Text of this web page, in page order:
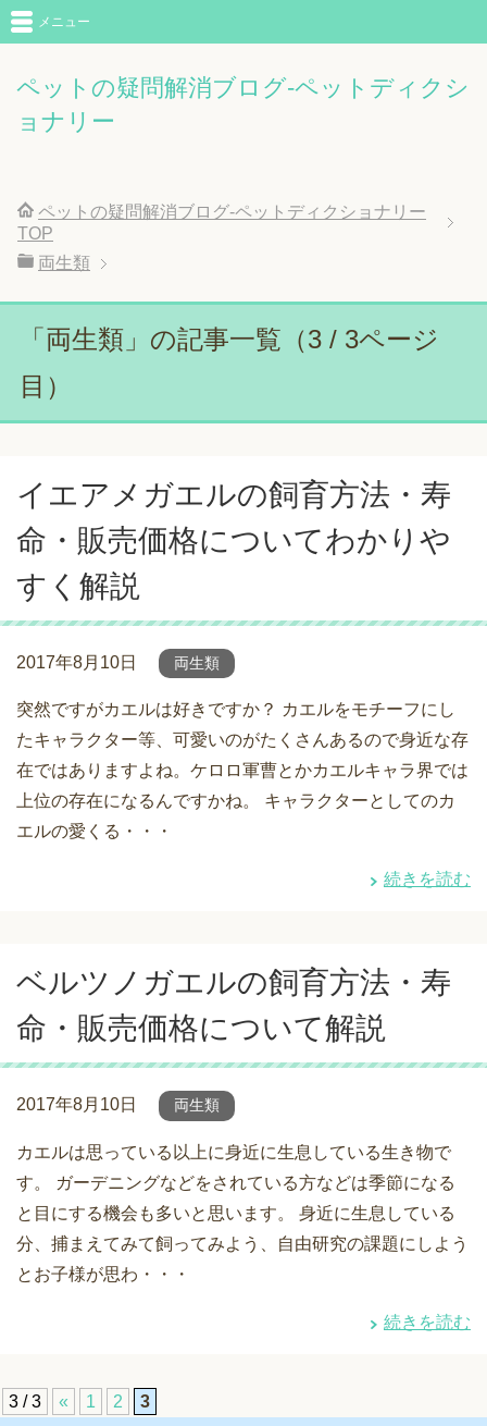
ペットの疑問解消ブログ-ペットディクシ
ョナリー
メニュー
ペットの疑問解消ブログ-ペットディクショナリー
TOP
両生類
「両生類」の記事一覧（3 / 3ページ
目）
イエアメガエルの飼育方法・寿
命・販売価格についてわかりや
すく解説
2017年8月10日 両生類
突然ですがカエルは好きですか？ カエルをモチーフにし
たキャラクター等、可愛いのがたくさんあるので身近な存
在ではありますよね。ケロロ軍曹とかカエルキャラ界では
上位の存在になるんですかね。 キャラクターとしてのカ
エルの愛くる・・・
続きを読む
ベルツノガエルの飼育方法・寿
命・販売価格について解説
2017年8月10日 両生類
カエルは思っている以上に身近に生息している生き物で
す。 ガーデニングなどをされている方などは季節になる
と目にする機会も多いと思います。 身近に生息している
分、捕まえてみて飼ってみよう、自由研究の課題にしよう
とお子様が思わ・・・
続きを読む
3 / 3 « 1 2 3